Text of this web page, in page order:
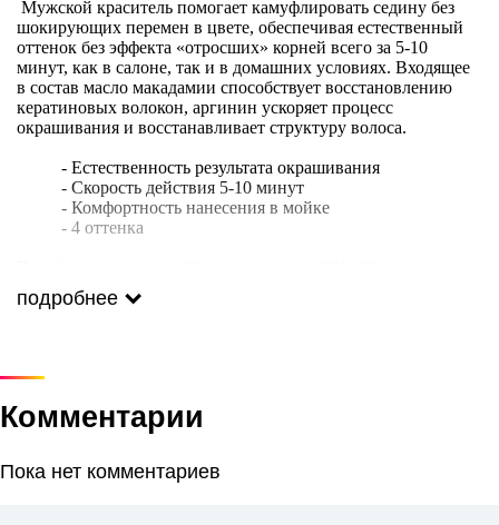
Мужской краситель помогает камуфлировать седину без
шокирующих перемен в цвете, обеспечивая естественный
оттенок без эффекта «отросших» корней всего за 5-10
минут, как в салоне, так и в домашних условиях. Входящее
в состав масло макадамии способствует восстановлению
кератиновых волокон, аргинин ускоряет процесс
окрашивания и восстанавливает структуру волоса.
- Естественность результата окрашивания
- Скорость действия 5-10 минут
- Комфортность нанесения в мойке
- 4 оттенка
полиэтиленовые перчатки - 1 пара.
подробнее
Комментарии
Пока нет комментариев